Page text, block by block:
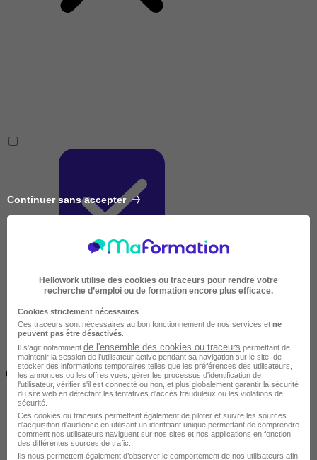
Très courte
Inférieur à 2 jours
(14h)
Continuer sans accepter
Hellowork utilise des cookies ou traceurs pour rendre votre
recherche d’emploi ou de formation encore plus efficace.
Cookies strictement nécessaires
Ces traceurs sont nécessaires au bon fonctionnement de nos services et ne
peuvent pas être désactivés
Il s'agit notamment de l'ensemble des cookies ou traceurs permettant de
maintenir la session de l'utilisateur active pendant sa navigation sur le site, de
stocker des informations temporaires telles que les préférences des utilisateurs,
les annonces ou les offres vues, gérer les processus d'identification de
l'utilisateur, vérifier s'il est connecté ou non, et plus globalement garantir la sécurité
du site web en détectant les tentatives d'accès frauduleux ou les violations de
sécurité.
Ces cookies ou traceurs permettent également de piloter et suivre les sources
d'acquisition d'audience en utilisant un identifiant unique permettant de comprendre
comment nos utilisateurs naviguent sur nos sites et nos applications en fonction
des différentes sources de trafic.
Ils nous permettent également d’observer le comportement de nos utilisateurs afin